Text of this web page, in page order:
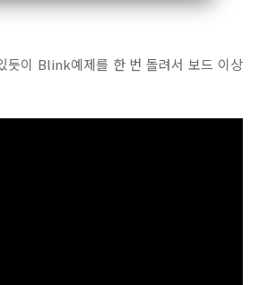
듯이 Blink예제를 한 번 돌려서 보드 이상